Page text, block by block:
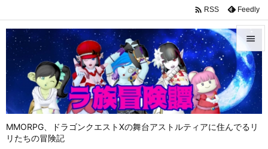
MMORPG、ドラゴンクエストⅩの舞台アストルティアに住んでるリ
リたちの冒険記


メニュ

サイド

 RSS Feedly